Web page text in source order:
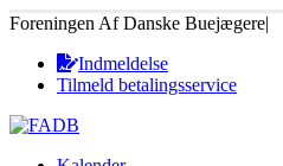
Foreningen Af Danske Buejægere|
Indmeldelse
Tilmeld betalingsservice